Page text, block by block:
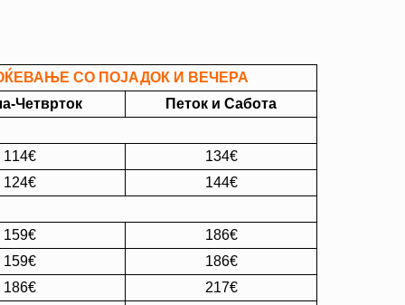
СО ПОЈАДОК И ВЕЧЕРА
Четврток
Петок и Сабота
114€
134€
124€
144€
159€
186€
159€
186€
186€
217€